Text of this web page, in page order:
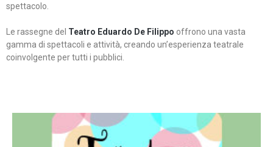
spettacolo.
Le rassegne del Teatro Eduardo De Filippo offrono una vasta
gamma di spettacoli e attività, creando un’esperienza teatrale
coinvolgente per tutti i pubblici.